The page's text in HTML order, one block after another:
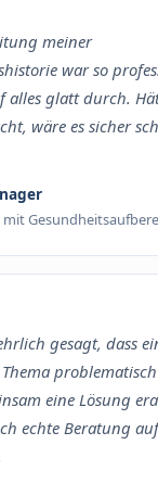
meiner
war so
alles glatt durch.
wäre es sicher
mit
gesagt, dass
eine Lösung
echte Beratung auf